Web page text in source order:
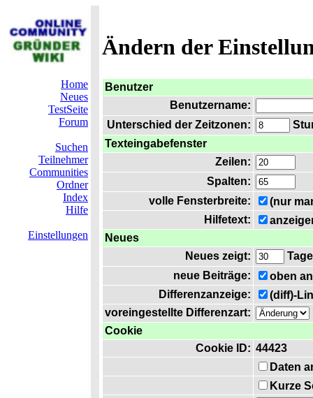
Ändern der
Home
Neues
TestSeite
Forum
Suchen
Teilnehmer
Communities
Ordner
Index
Hilfe
Einstellungen
Benutzer
Benutzername:
Unterschied der Zeitzonen:
Texteingabefenster
Zeilen:
Spalten:
volle Fensterbreite:
(nur
Hilfetext:
Neues
Neues zeigt:
Tage
neue Beiträge:
oben
Differenzanzeige:
(diff)-
voreingestellte Differenzart:
Cookie
Cookie ID: 44423
Daten
Kurze